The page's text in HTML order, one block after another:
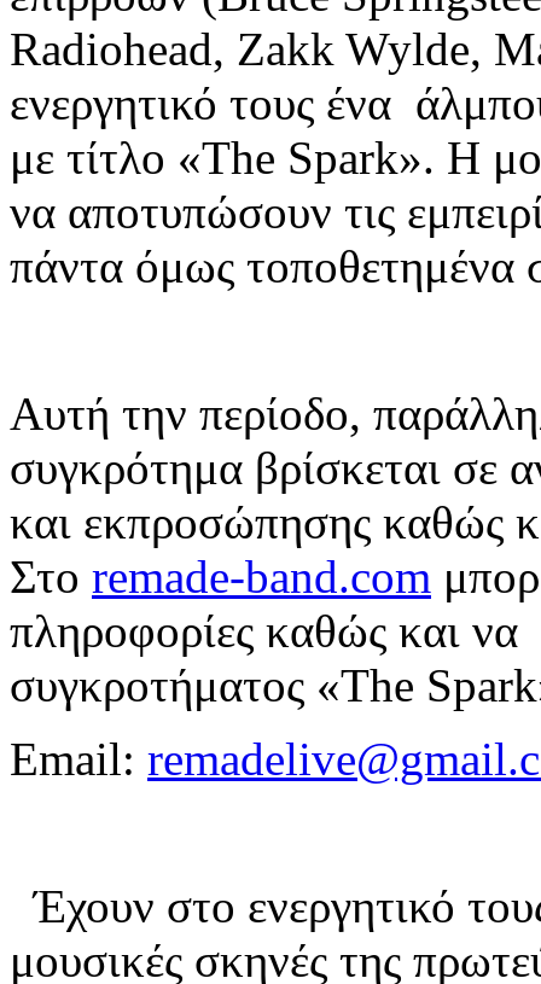
Radiohead, Zakk Wylde,
ενεργητικό τους ένα
με τίτλο «The Spark». Η
να αποτυπώσουν τις
πάντα όμως τοποθετημένα
Αυτή την περίοδο,
συγκρότημα βρίσκεται σε
και εκπροσώπησης καθώς
Στο remade-band.com
πληροφορίες καθώς και να
συγκροτήματος «The
Email:
Έχουν στο ενεργητικό
μουσικές σκηνές της